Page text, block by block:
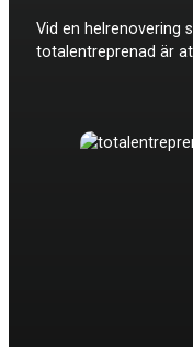
Vid en helrenovering
totalentreprenad är